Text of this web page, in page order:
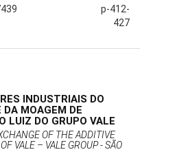
p-412-
427
INDUSTRIAIS DO
MOAGEM DE
LUIZ DO GRUPO VALE
OF THE ADDITIVE
VALE – VALE GROUP - SÃO